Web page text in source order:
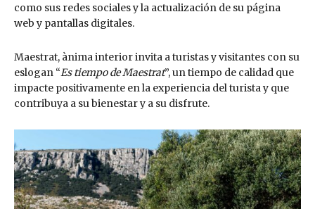
como sus redes sociales y la actualización de su página
web y pantallas digitales.
Maestrat, ànima interior invita a turistas y visitantes con su
eslogan “Es tiempo de Maestrat”, un tiempo de calidad que
impacte positivamente en la experiencia del turista y que
contribuya a su bienestar y a su disfrute.